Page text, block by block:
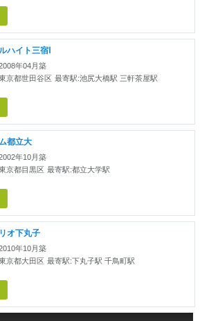
ハイト三宿Ⅰ
年04月築
京都世田谷区 最寄駅:池尻大橋駅 三軒茶屋駅
都立大
年10月築
京都目黒区 最寄駅:都立大学駅
オ下丸子
年10月築
京都大田区 最寄駅:下丸子駅 千鳥町駅